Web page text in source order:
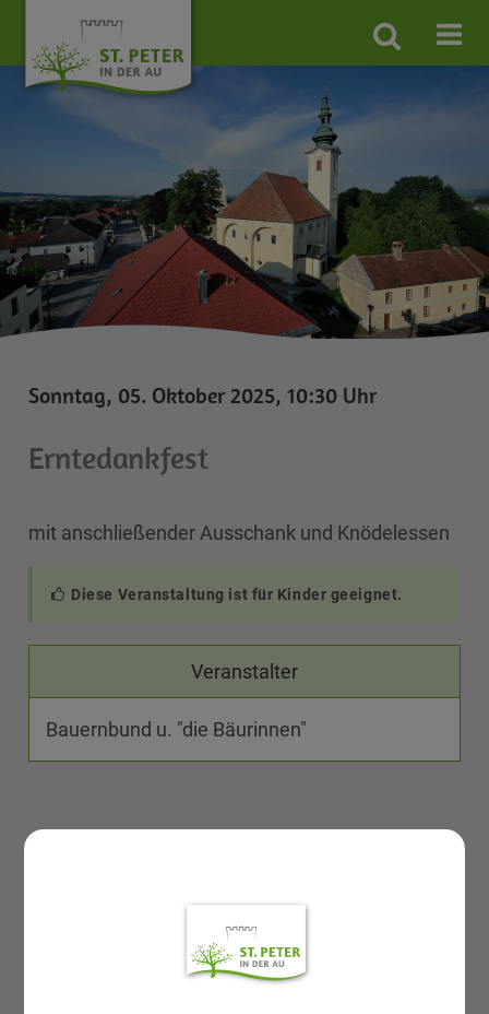
Site
search
Sonntag, 05. Oktober 2025, 10:30 Uhr
Erntedankfest
mit anschließender Ausschank und Knödelessen
Diese Veranstaltung ist für Kinder geeignet.
Veranstalter
Bauernbund u. "die Bäurinnen"